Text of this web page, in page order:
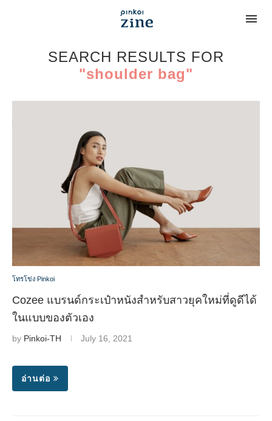
SEARCH RESULTS FOR
"shoulder bag"
โทรโข่ง Pinkoi
Cozee แบรนด์กระเป๋าหนังสำหรับสาวยุคใหม่ที่ดูดีได้
ในแบบของตัวเอง
by Pinkoi-TH July 16, 2021
อ่านต่อ